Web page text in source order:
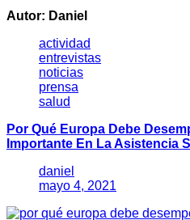
Autor: Daniel
actividad
entrevistas
noticias
prensa
salud
Por Qué Europa Debe
Importante En La Asistencia
daniel
mayo 4, 2021